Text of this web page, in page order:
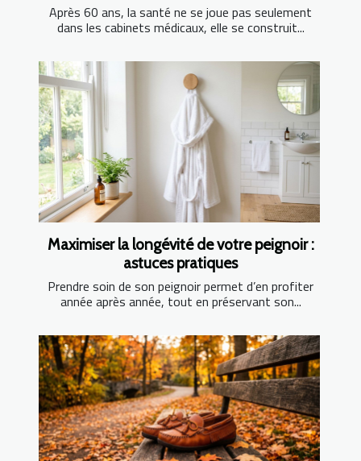
Après 60 ans, la santé ne se joue pas seulement
dans les cabinets médicaux, elle se construit...
Maximiser la longévité de votre peignoir :
astuces pratiques
Prendre soin de son peignoir permet d’en profiter
année après année, tout en préservant son...